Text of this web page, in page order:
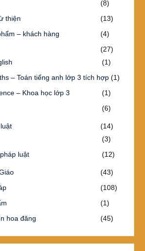
(8)
thiện
(13)
– khách hàng
(4)
(27)
(1)
– Toán tiếng anh lớp 3 tích hợp(1)
– Khoa học lớp 3
(1)
(6)
(14)
(3)
luật
(12)
(43)
(108)
(1)
hoa đăng
(45)